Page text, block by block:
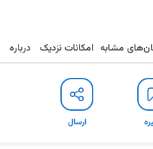
ارسالمشابه امکانات نزدیک درباره
ارسال